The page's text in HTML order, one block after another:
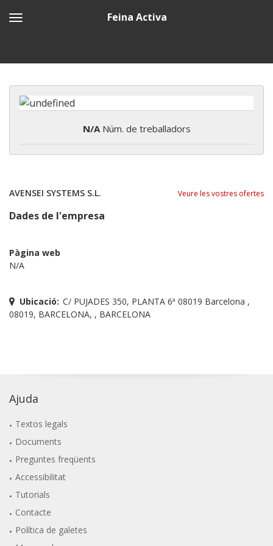
Feina Activa
N/ANúm. de treballadors
AVENSEI SYSTEMS S.L. Veure les vostres ofertes
Dades de l'empresa
Pàgina web
N/A
Ubicació: C/ PUJADES 350, PLANTA 6ª 08019 Barcelona ,
08019, BARCELONA, , BARCELONA
Ajuda
Textos legals
Documents
Preguntes freqüents
Accessibilitat
Tutorials
Contacte
Política de galetes